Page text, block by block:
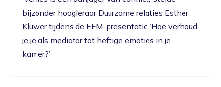
bijzonder hoogleraar Duurzame relaties Esther
Kluwer tijdens de EFM-presentatie ‘Hoe verhoud
je je als mediator tot heftige emoties in je
kamer?’